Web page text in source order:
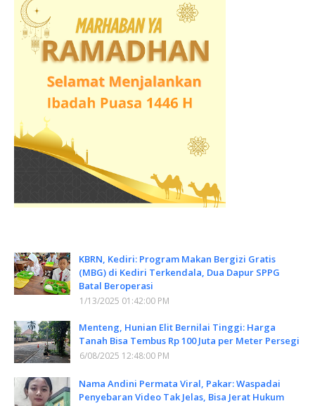
KBRN, Kediri: Program Makan Bergizi Gratis
(MBG) di Kediri Terkendala, Dua Dapur SPPG
Batal Beroperasi
1/13/2025 01:42:00 PM
Menteng, Hunian Elit Bernilai Tinggi: Harga
Tanah Bisa Tembus Rp 100 Juta per Meter Persegi
6/08/2025 12:48:00 PM
Nama Andini Permata Viral, Pakar: Waspadai
Penyebaran Video Tak Jelas, Bisa Jerat Hukum